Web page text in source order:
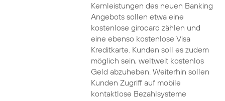
Kernleistungen des neuen Banking
Angebots sollen etwa eine
kostenlose girocard zählen und
eine ebenso kostenlose Visa
Kreditkarte. Kunden soll es zudem
möglich sein, weltweit kostenlos
Geld abzuheben. Weiterhin sollen
Kunden Zugriff auf mobile
kontaktlose Bezahlsysteme